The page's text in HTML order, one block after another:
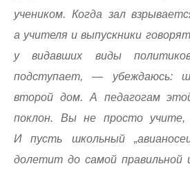
учеником. Когда зал
а учителя и выпускники
у видавших виды
подступает, —
второй дом. А педагогам
поклон. Вы не просто
И пусть школьный
долетит до самой правильной